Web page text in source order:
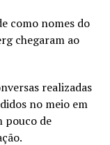
como nomes do
chegaram ao
realizadas
no meio em
pouco de